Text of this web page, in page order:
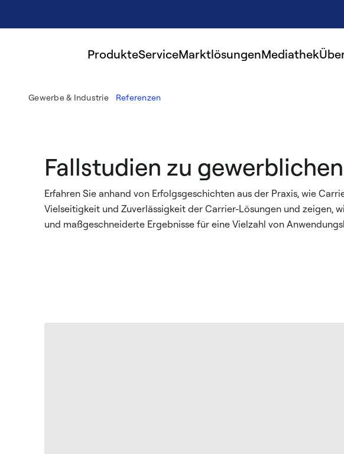
ProdukteServiceMarktlösungenMediathek
Gewerbe & Industrie Referenzen
Fallstudien zu
Erfahren Sie anhand von Erfolgsgeschichten aus der Praxis, wie
Vielseitigkeit und Zuverlässigkeit der Carrier-Lösungen und zeigen,
und maßgeschneiderte Ergebnisse für eine Vielzahl von